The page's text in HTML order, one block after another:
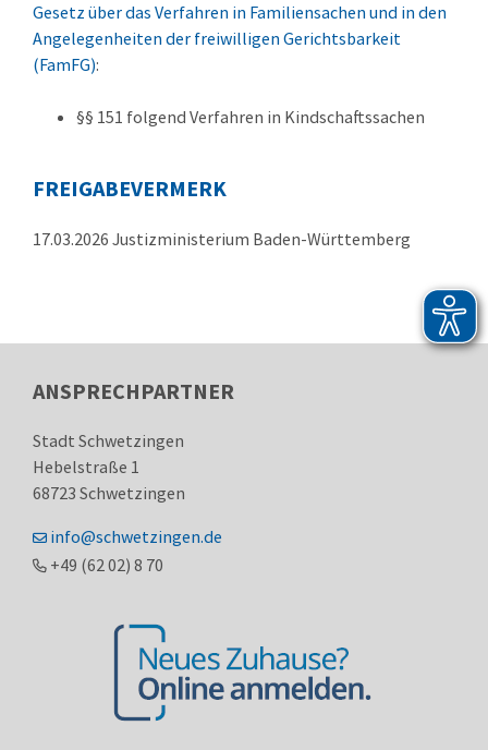
Gesetz über das Verfahren in Familiensachen und in den
Angelegenheiten der freiwilligen Gerichtsbarkeit
(FamFG):
§§ 151 folgend Verfahren in Kindschaftssachen
FREIGABEVERMERK
17.03.2026 Justizministerium Baden-Württemberg
ANSPRECHPARTNER
Stadt Schwetzingen
Hebelstraße 1
68723 Schwetzingen
info@schwetzingen.de
+49 (6202) 8 70